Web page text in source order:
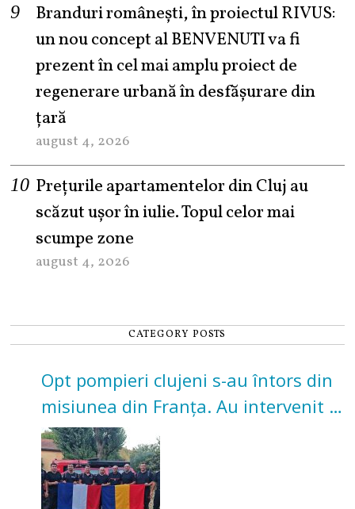
Branduri românești, în proiectul RIVUS:
un nou concept al BENVENUTI va fi
prezent în cel mai amplu proiect de
regenerare urbană în desfășurare din
țară
august 4, 2026
Prețurile apartamentelor din Cluj au
scăzut ușor în iulie. Topul celor mai
scumpe zone
august 4, 2026
CATEGORY POSTS
Opt pompieri clujeni s-au întors din
misiunea din Franța. Au intervenit la
incendii de vegetație și pădure